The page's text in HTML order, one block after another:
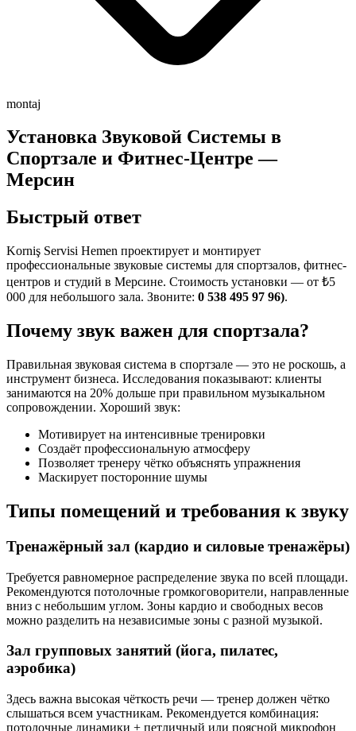
montaj
Установка Звуковой Системы в
Спортзале и Фитнес-Центре —
Мерсин
Быстрый ответ
Korniş Servisi Hemen проектирует и монтирует
профессиональные звуковые системы для спортзалов, фитнес-
центров и студий в Мерсине. Стоимость установки — от ₺5
000 для небольшого зала. Звоните: 0 538 495 97 96).
Почему звук важен для спортзала?
Правильная звуковая система в спортзале — это не роскошь, а
инструмент бизнеса. Исследования показывают: клиенты
занимаются на 20% дольше при правильном музыкальном
сопровождении. Хороший звук:
Мотивирует на интенсивные тренировки
Создаёт профессиональную атмосферу
Позволяет тренеру чётко объяснять упражнения
Маскирует посторонние шумы
Типы помещений и требования к звуку
Тренажёрный зал (кардио и силовые тренажёры)
Требуется равномерное распределение звука по всей площади.
Рекомендуются потолочные громкоговорители, направленные
вниз с небольшим углом. Зоны кардио и свободных весов
можно разделить на независимые зоны с разной музыкой.
Зал групповых занятий (йога, пилатес,
аэробика)
Здесь важна высокая чёткость речи — тренер должен чётко
слышаться всем участникам. Рекомендуется комбинация:
потолочные динамики + петличный или поясной микрофон